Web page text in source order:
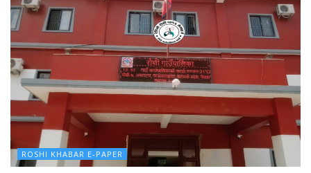
ROSHI KHABAR E-PAPER